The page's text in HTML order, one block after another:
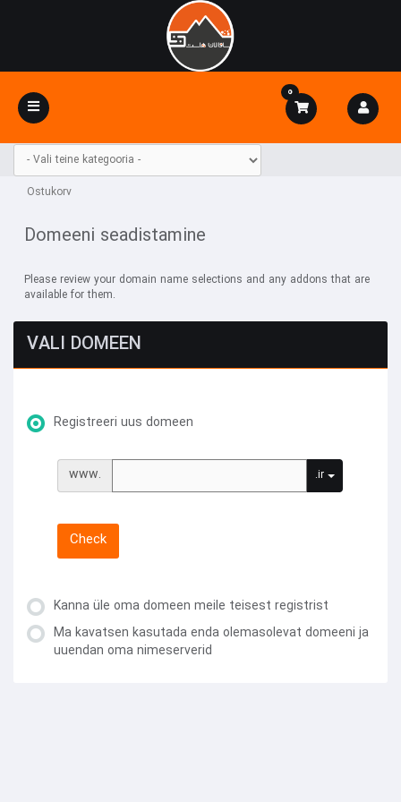
Toggle
navigation
0
Ostukorv
Domeeni seadistamine
Please review your domain name selections and any addons that are
available for them.
VALI DOMEEN
Registreeri uus domeen
www. .ir
Check
Kanna üle oma domeen meile teisest registrist
Ma kavatsen kasutada enda olemasolevat domeeni ja
uuendan oma nimeserverid